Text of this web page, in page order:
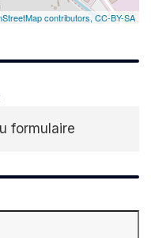
contributors,CC-BY-SA
formulaire